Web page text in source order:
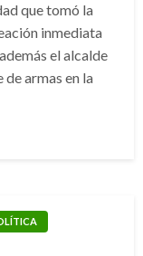
que tomó la
inmediata
el alcalde
armas en la